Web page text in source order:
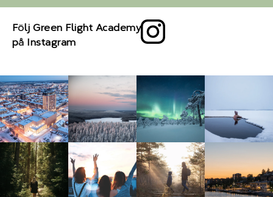
Följ Green Flight Academy
på Instagram